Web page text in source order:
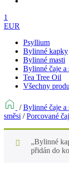
1
EUR
Psyllium
Bylinné kapky
Bylinné masti
Bylinné čaje a
Tea Tree Oil
Všechny
/Bylinné čaje a
směsi /Porcované
„Bylinné
přidán do